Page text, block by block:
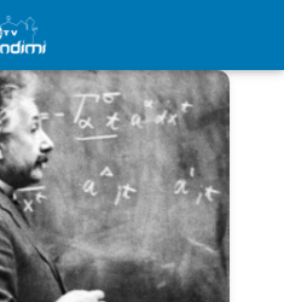
the database]